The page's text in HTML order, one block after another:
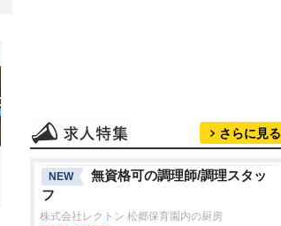
さらに見る
NEW
無資格可の調理師/調理スタッ
フ
株式会社レクトン 松郷保育園内の厨房